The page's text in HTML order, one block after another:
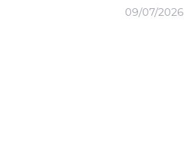
09/07/2026